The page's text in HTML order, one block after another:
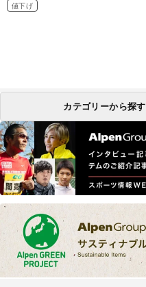
値下げ
カテゴリーから探す